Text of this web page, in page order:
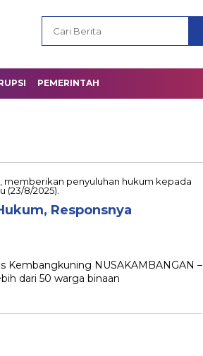
PEMERINTAH
Responsnya
Kembangkuning NUSAKAMBANGAN –
dari 50 warga binaan